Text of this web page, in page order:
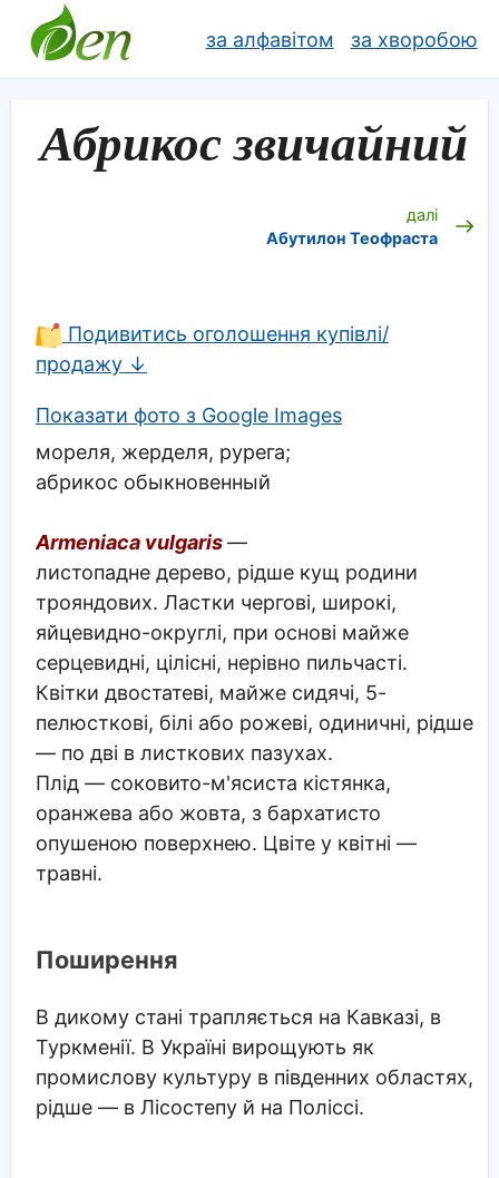
за алфавітом за хворобою
Абрикос звичайний
далі
Абутилон Теофраста
Подивитись оголошення купівлі/
продажу ↓
Показати фото з Google Images
мореля, жерделя, рурега;
абрикос обыкновенный
Armeniaca vulgaris—
листопадне дерево, рідше кущ родини
трояндових. Ластки чергові, широкі,
яйцевидно-округлі, при основі майже
серцевидні, цілісні, нерівно пильчасті.
Квітки двостатеві, майже сидячі, 5-
пелюсткові, білі або рожеві, одиничні, рідше
— по дві в листкових пазухах.
Плід — соковито-м'ясиста кістянка,
оранжева або жовта, з бархатисто
опушеною поверхнею. Цвіте у квітні —
травні.
Поширення
В дикому стані трапляється на Кавказі, в
Туркменії. В Україні вирощують як
промислову культуру в південних областях,
рідше — в Лісостепу й на Поліссі.